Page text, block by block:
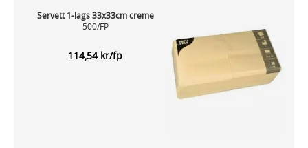
Servett 1-lags 33x33cm creme
500/FP
114,54 kr/fp